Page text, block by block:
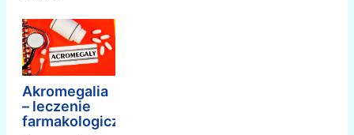
Akromegalia
– leczenie
farmakologiczne